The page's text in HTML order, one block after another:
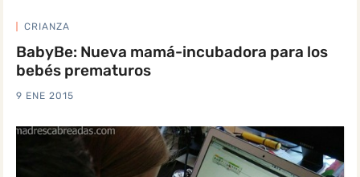
CRIANZA
BabyBe: Nueva mamá-incubadora para los
bebés prematuros
9 ENE 2015